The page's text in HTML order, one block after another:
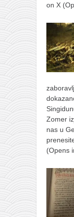
on X
Zomer
nas u
(Opens